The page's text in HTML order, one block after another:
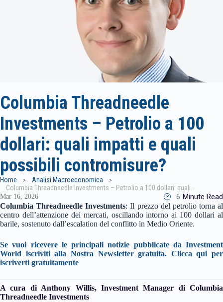
Columbia Threadneedle
Investments – Petrolio a 100
dollari: quali impatti e quali
possibili contromisure?
Home
Analisi Macroeconomica
Mar 16, 2026 6 Minute Read
Columbia Threadneedle Investments: Il prezzo del petrolio torna al
centro dell’attenzione dei mercati, oscillando intorno ai 100 dollari al
barile, sostenuto dall’escalation del conflitto in Medio Oriente.
Se vuoi ricevere le principali notizie pubblicate da Investment
World iscriviti alla Nostra Newsletter gratuita. Clicca qui per
iscriverti gratuitamente
A cura di Anthony Willis, Investment Manager di Columbia
Threadneedle Investments